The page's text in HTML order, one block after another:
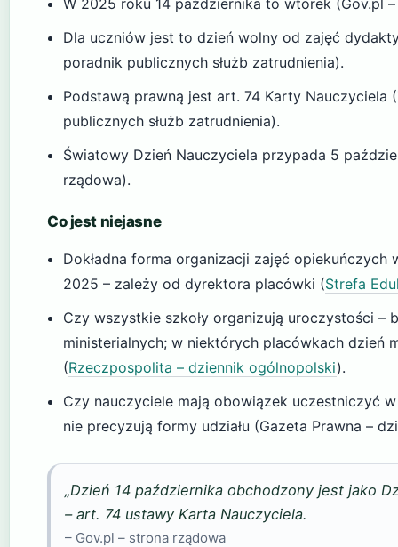
Dla uczniów jest to dzień wolny od zajęć
poradnik publicznych służb zatrudnienia).
Podstawą prawną jest art. 74 Karty Nauczyciela
publicznych służb zatrudnienia).
Światowy Dzień Nauczyciela przypada 5
rządowa).
Co jest niejasne
Dokładna forma organizacji zajęć opiekuńczych
2025 – zależy od dyrektora placówki (Strefa
Czy wszystkie szkoły organizują uroczystości –
ministerialnych; w niektórych placówkach dzień
(Rzeczpospolita – dziennik ogólnopolski).
Czy nauczyciele mają obowiązek uczestniczyć
nie precyzują formy udziału (Gazeta Prawna –
„Dzień 14 października obchodzony jest jako
– art. 74 ustawy Karta Nauczyciela.
– Gov.pl – strona rządowa